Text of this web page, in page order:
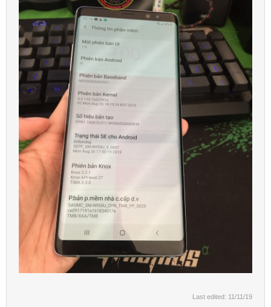
Last edited: 11/11/19